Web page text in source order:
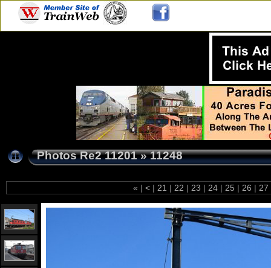
Photos Re2 11201»11248
« | < | 21 | 22 | 23 | 24 | 25 | 26 | 27